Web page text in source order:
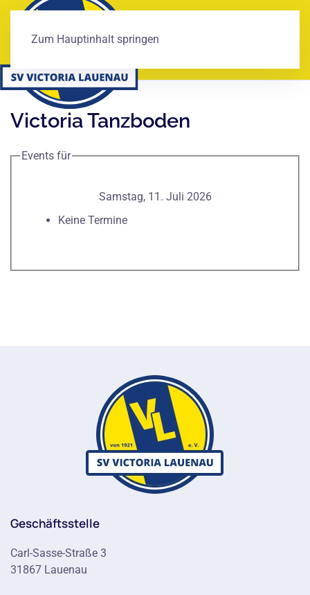
Zum Hauptinhalt springen
Victoria Tanzboden
Events für
Samstag, 11. Juli 2026
Keine Termine
Geschäftsstelle
Carl-Sasse-Straße 3
31867 Lauenau